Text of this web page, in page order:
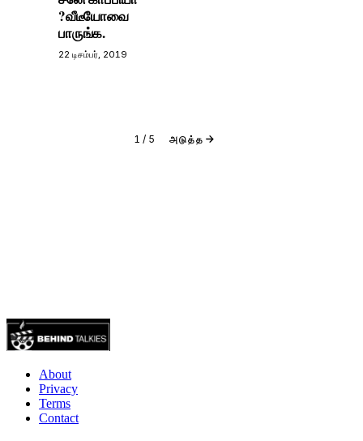
?வீடீயோவை
பாருங்க.
22 டிசம்பர், 2019
1 / 5 அடுத்த
About
Privacy
Terms
Contact